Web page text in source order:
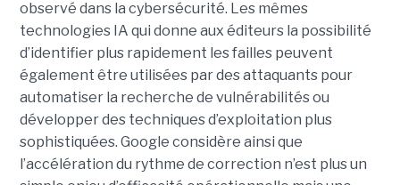
observé dans la cybersécurité. Les mêmes
technologies IA qui donne aux éditeurs la possibilité
d’identifier plus rapidement les failles peuvent
également être utilisées par des attaquants pour
automatiser la recherche de vulnérabilités ou
développer des techniques d’exploitation plus
sophistiquées. Google considère ainsi que
l’accélération du rythme de correction n’est plus un